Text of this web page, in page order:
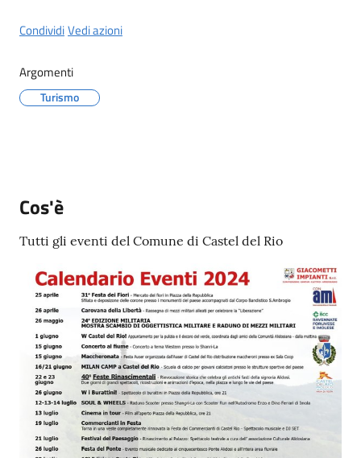
del
Rio
line
Tutti
argomenti
CondividiVedi azioni
Argomenti
Turismo
Cos'è
Tutti gli eventi del Comune di Castel del Rio